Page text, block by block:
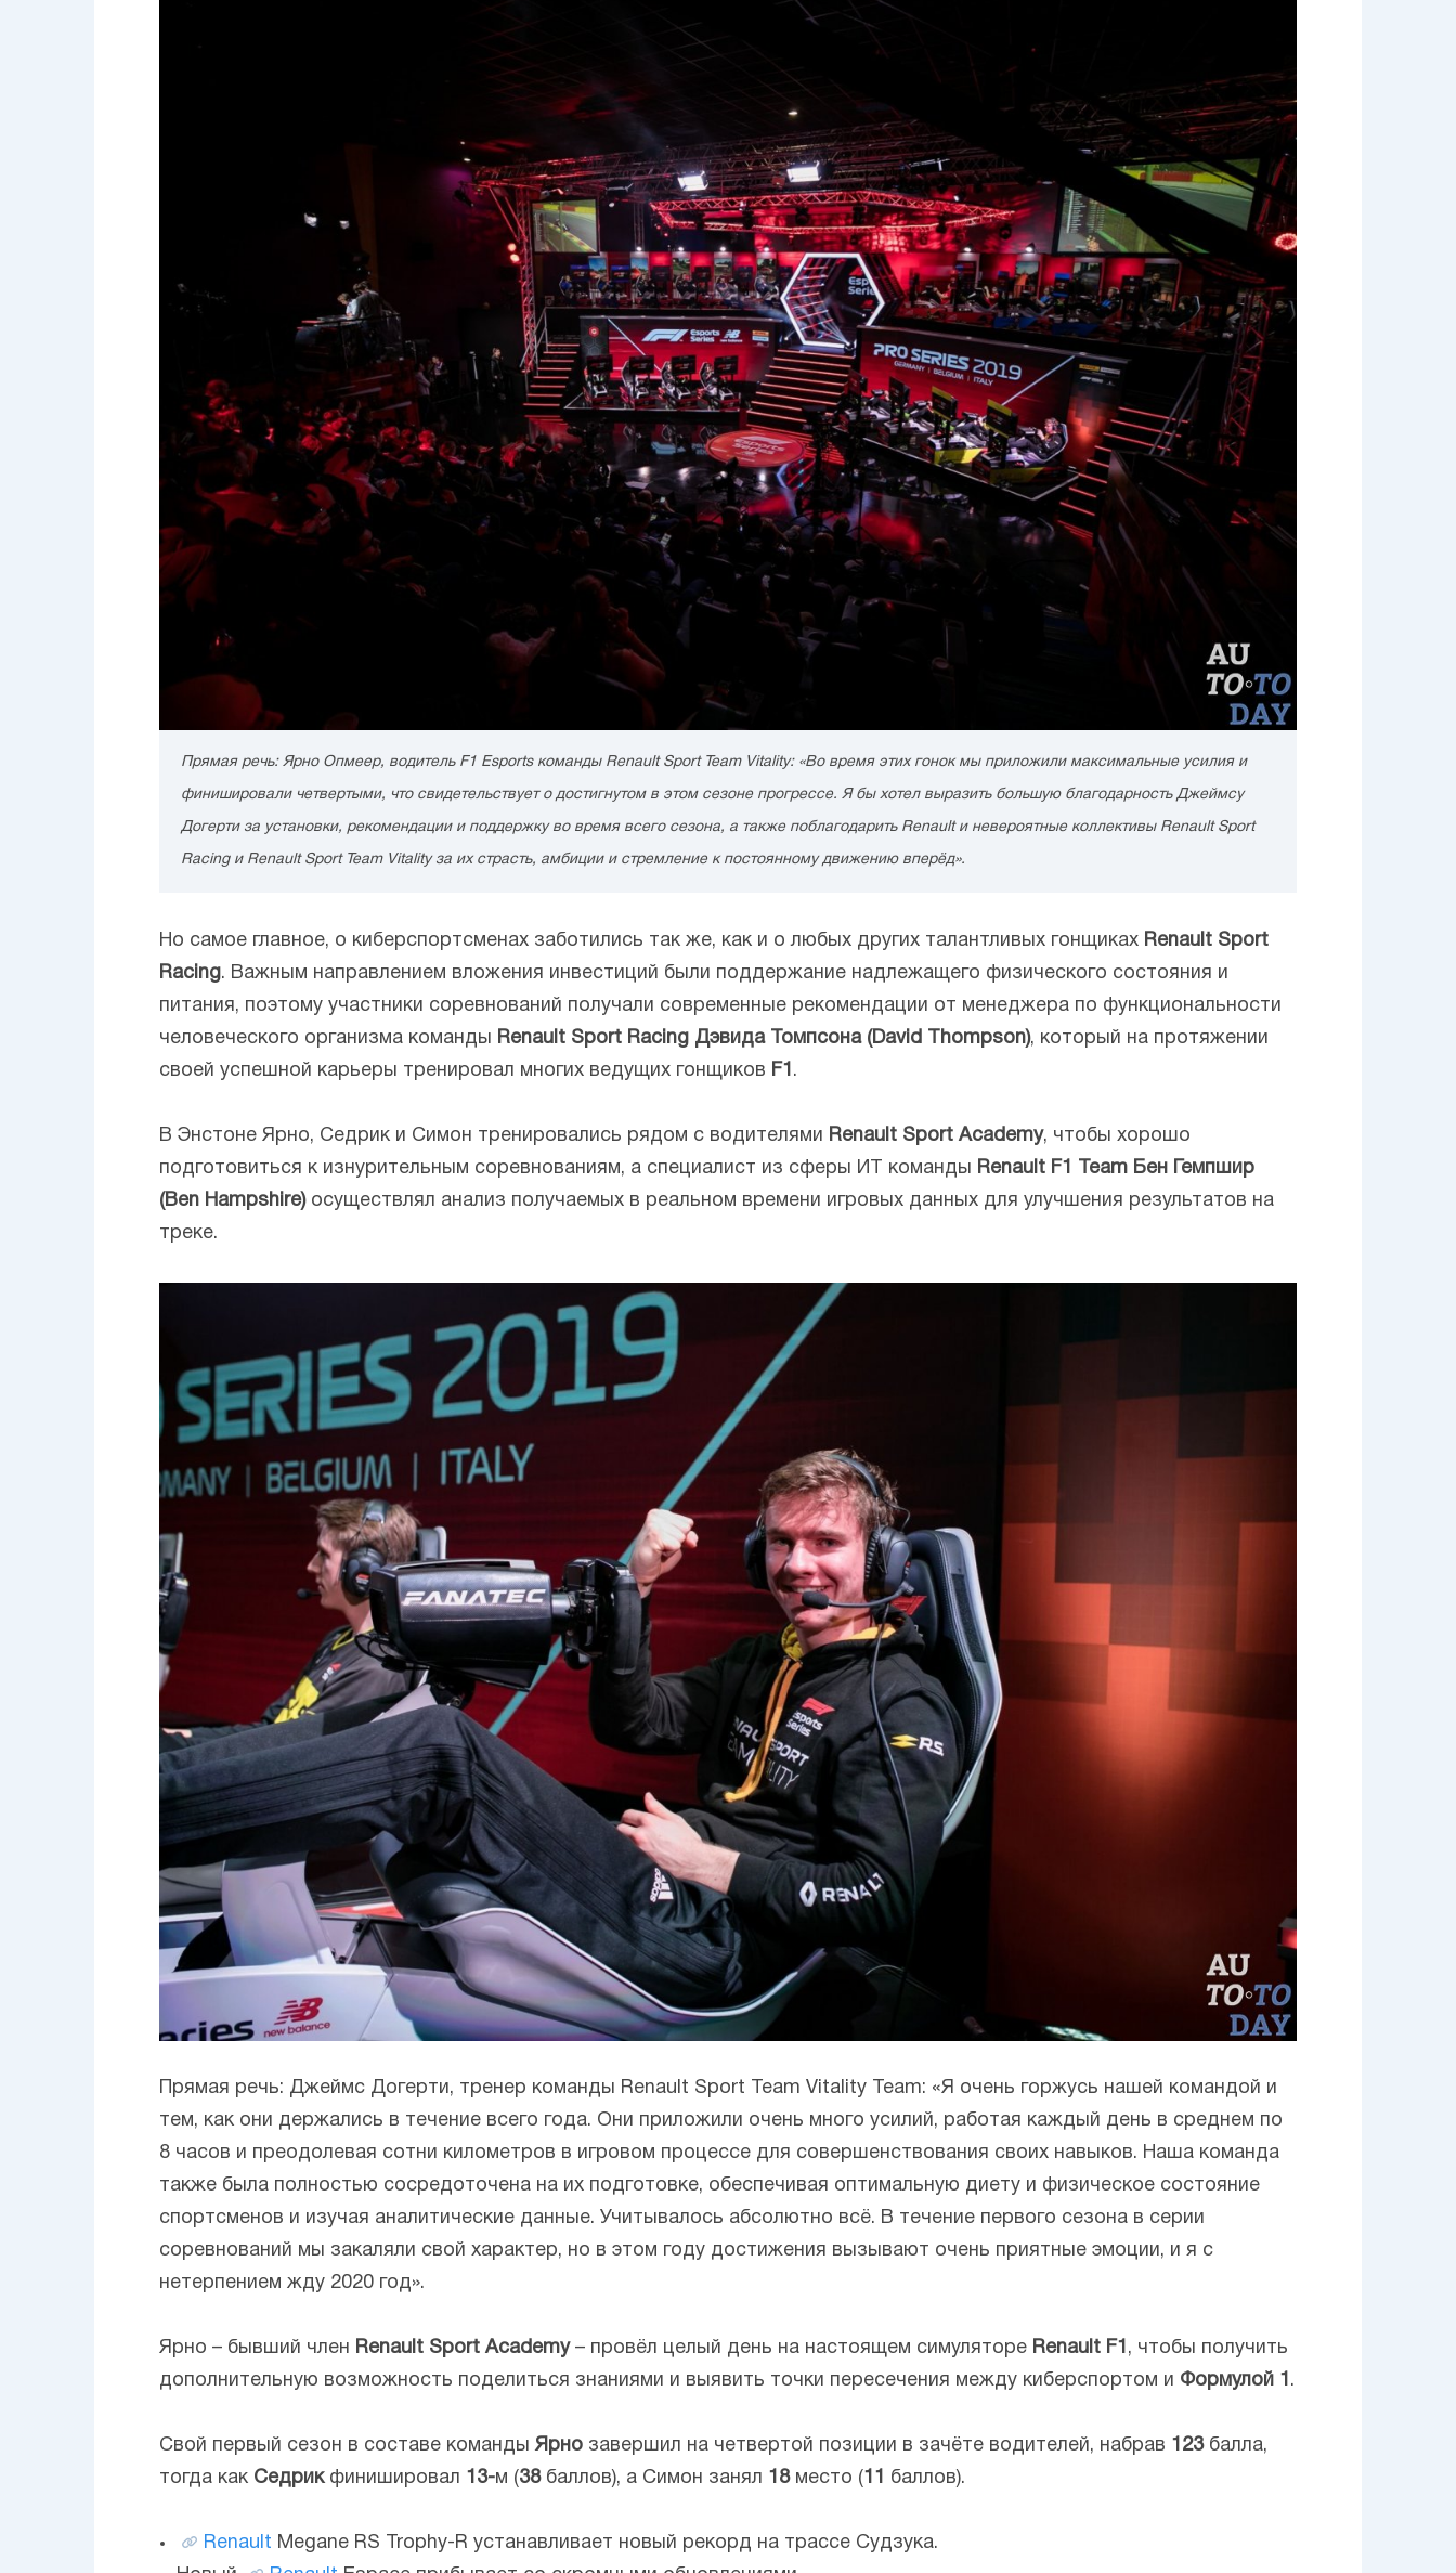
Прямая речь: Ярно Опмеер, водитель F1 Esports команды Renault Sport Team Vitality: «Во время этих гонок мы приложили максимальные усилия и
финишировали четвертыми, что свидетельствует о достигнутом в этом сезоне прогрессе. Я бы хотел выразить большую благодарность Джеймсу
Догерти за установки, рекомендации и поддержку во время всего сезона, а также поблагодарить Renault и невероятные коллективы Renault Sport
Racing и Renault Sport Team Vitality за их страсть, амбиции и стремление к постоянному движению вперёд».
Но самое главное, о киберспортсменах заботились так же, как и о любых других талантливых гонщиках Renault Sport
Racing. Важным направлением вложения инвестиций были поддержание надлежащего физического состояния и
питания, поэтому участники соревнований получали современные рекомендации от менеджера по функциональности
человеческого организма команды Renault Sport Racing Дэвида Томпсона (David Thompson), который на протяжении
своей успешной карьеры тренировал многих ведущих гонщиков F1 .
В Энстоне Ярно, Седрик и Симон тренировались рядом с водителями Renault Sport Academy, чтобы хорошо
подготовиться к изнурительным соревнованиям, а специалист из сферы ИТ команды Renault F1 Team Бен Гемпшир
(Ben Hampshire)осуществлял анализ получаемых в реальном времени игровых данных для улучшения результатов на
треке.
Прямая речь: Джеймс Догерти, тренер команды Renault Sport Team Vitality Team: «Я очень горжусь нашей командой и
тем, как они держались в течение всего года. Они приложили очень много усилий, работая каждый день в среднем по
8 часов и преодолевая сотни километров в игровом процессе для совершенствования своих навыков. Наша команда
также была полностью сосредоточена на их подготовке, обеспечивая оптимальную диету и физическое состояние
спортсменов и изучая аналитические данные. Учитывалось абсолютно всё. В течение первого сезона в серии
соревнований мы закаляли свой характер, но в этом году достижения вызывают очень приятные эмоции, и я с
нетерпением жду 2020 год».
Ярно – бывший член Renault Sport Academy– провёл целый день на настоящем симуляторе Renault F1 , чтобы получить
дополнительную возможность поделиться знаниями и выявить точки пересечения между киберспортом и Формулой 1 .
Свой первый сезон в составе командыЯрно завершил на четвертой позиции в зачёте водителей, набрав 123 балла,
тогда как Седрикфинишировал 13-м (38баллов), а Симон занял 18место (11 баллов).
Renault Megane RS Trophy-R устанавливает новый рекорд на трассе Судзука.